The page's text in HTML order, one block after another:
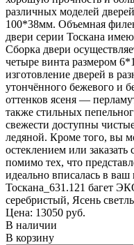
различных моделей
100*38мм. Объемная
двери серии Тоскана
Сборка двери
четыре винта размером
изготовление дверей в
утончённого бежевого и
оттенков ясеня —
также стильных
свежести доступны
ледяной. Кроме того, вы
остеклением или
помимо тех, что
идеально вписалась в ваш
Тоскана_631.121 багет
серебристый, Ясень
Цена: 13050 руб.
В наличии
В корзину